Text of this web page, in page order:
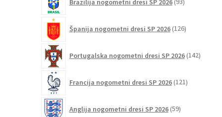
Brazilija nogometni dresi SP 2026 93izdelkov
Španija nogometni dresi SP 2026 126izdelkov
Portugalska nogometni dresi SP 2026 142
Francija nogometni dresi SP 2026 121izdelkov
Anglija nogometni dresi SP 2026 59izdelkov